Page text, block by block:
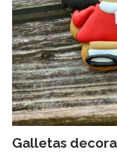
Galletas